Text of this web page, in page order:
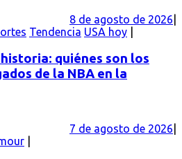
8 de agosto de 2026
Tendencia USA hoy
quiénes son los
de la NBA en la
7 de agosto de 2026